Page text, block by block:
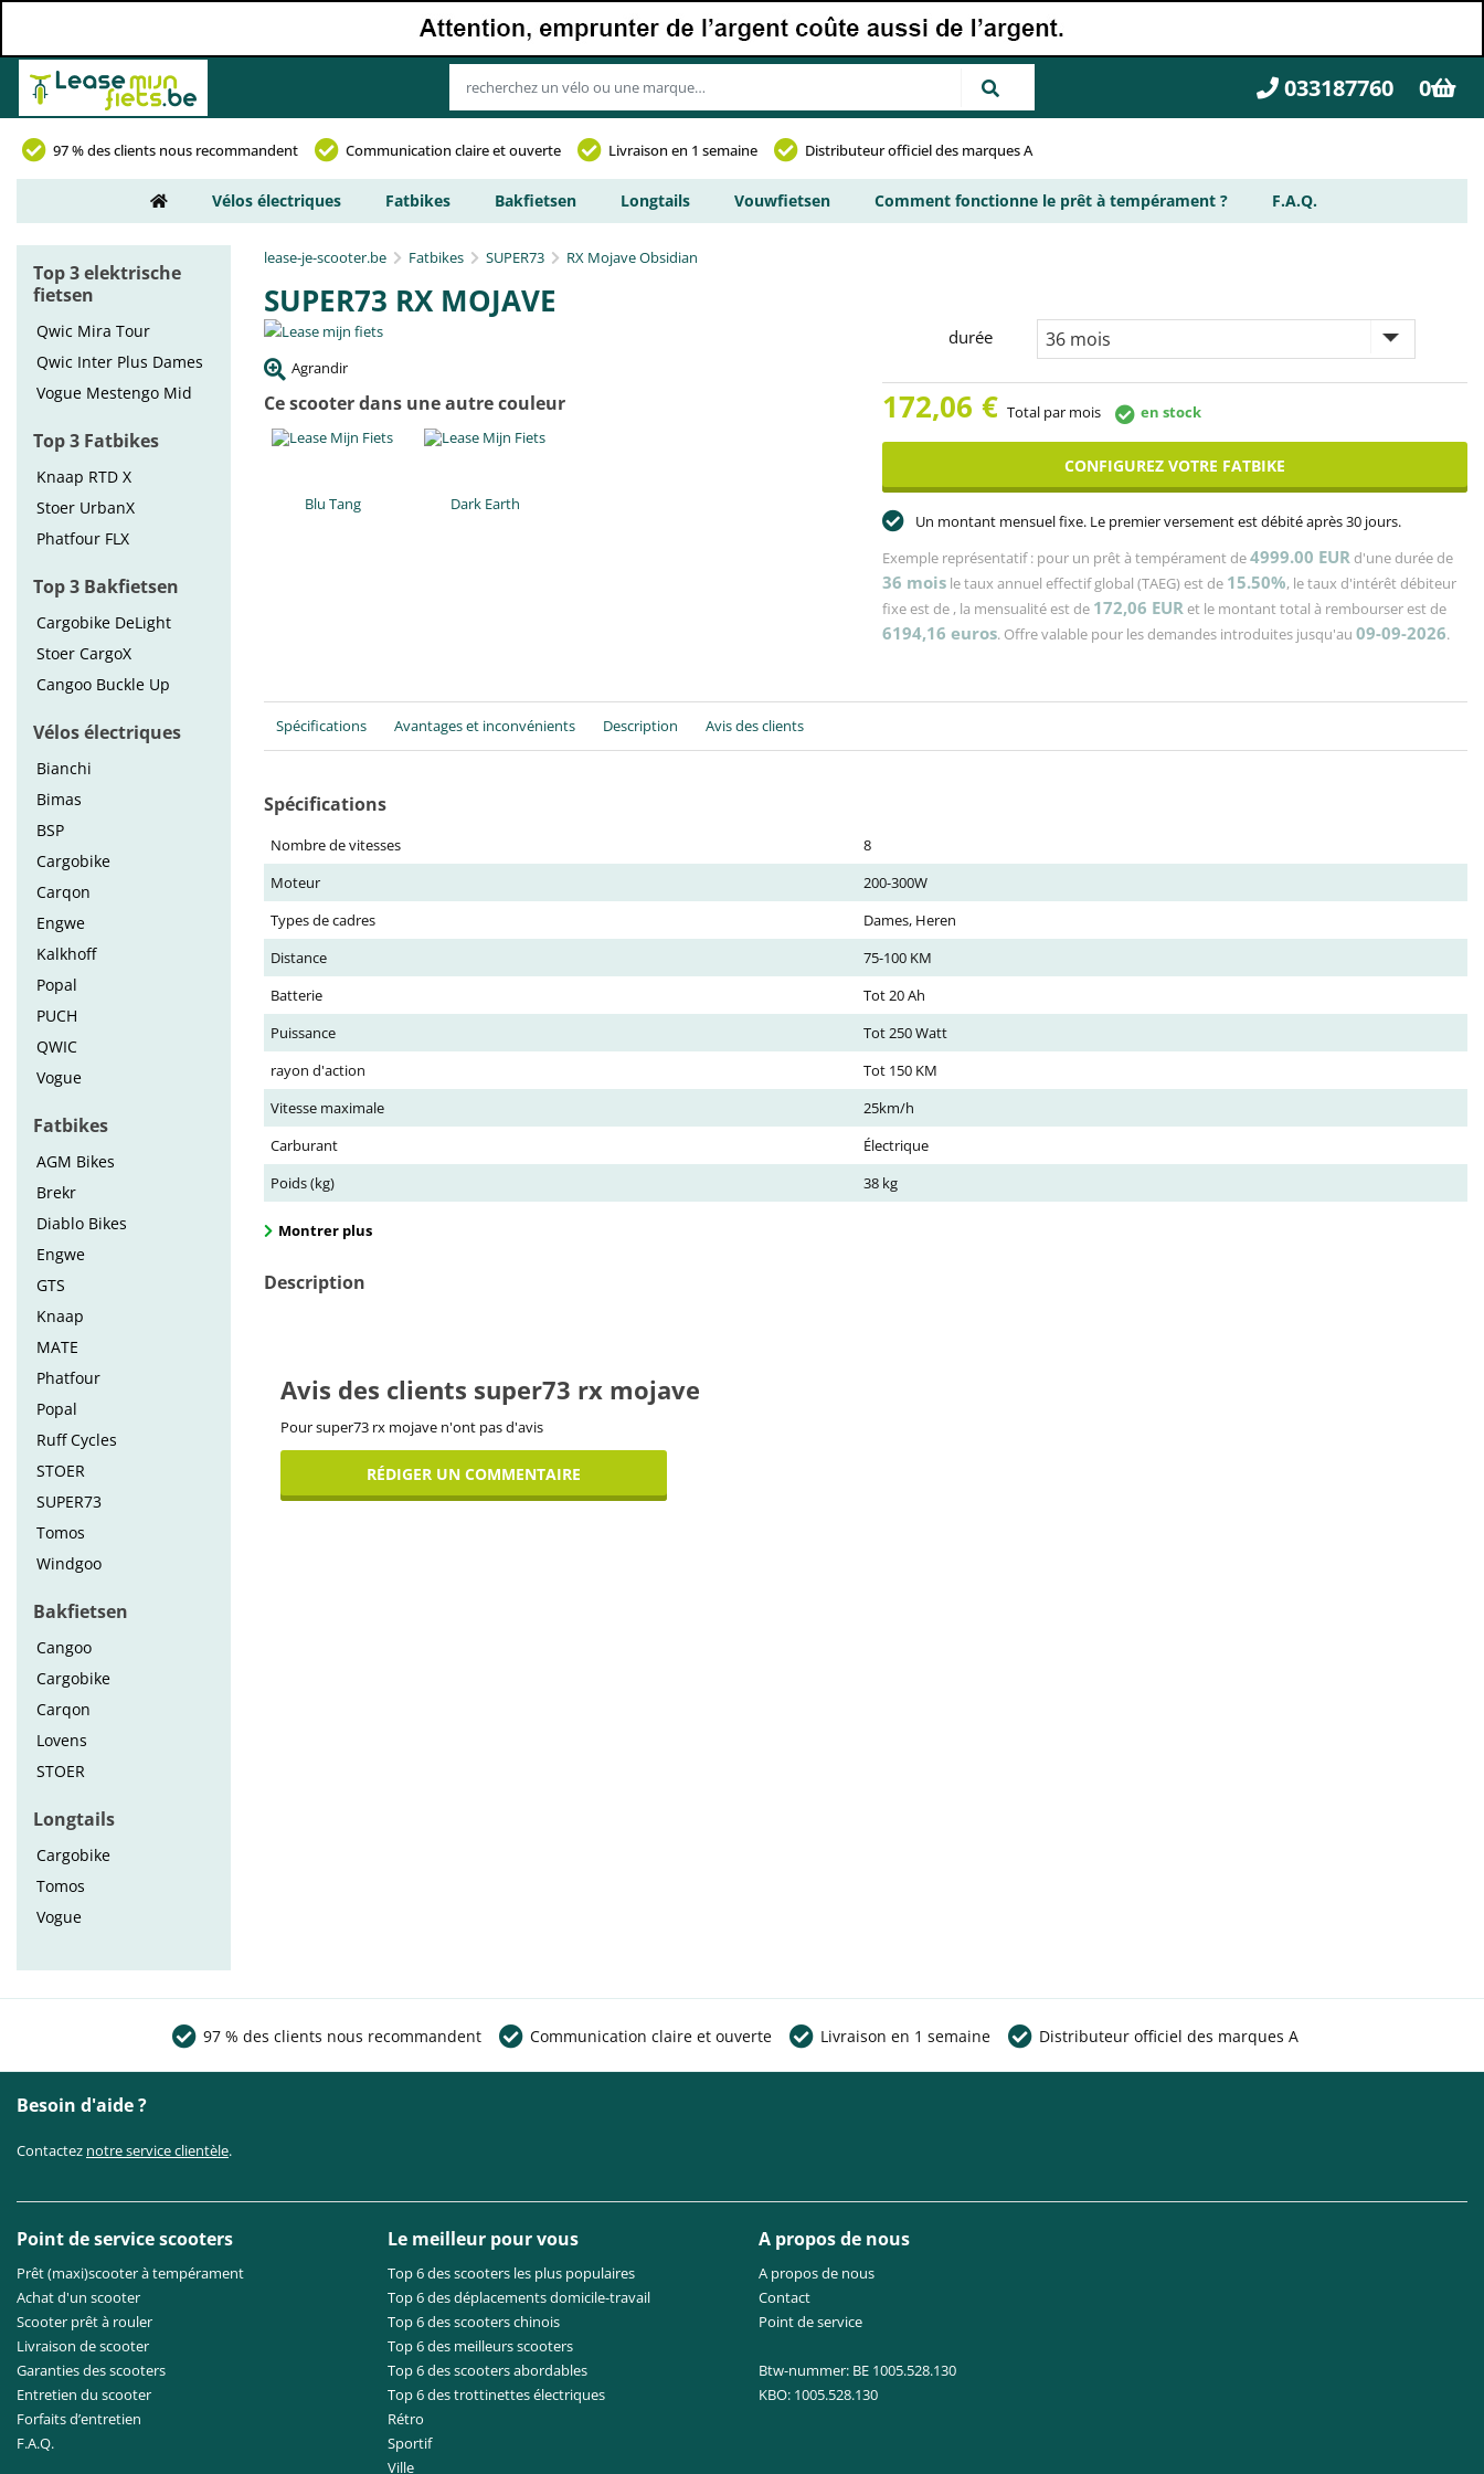
033187760 0
97 % des clients nous recommandent Communication claire et ouverte Livraison en 1 semaine Distributeur officiel des marques A
Vélos électriques Fatbikes Bakfietsen Longtails Vouwfietsen Comment fonctionne le prêt à tempérament ? F.A.Q.
Top 3 elektrische
fietsen
Qwic Mira Tour
Qwic Inter Plus Dames
Vogue Mestengo Mid
Top 3 Fatbikes
Knaap RTD X
Stoer UrbanX
Phatfour FLX
Top 3 Bakfietsen
Cargobike DeLight
Stoer CargoX
Cangoo Buckle Up
Vélos électriques
Bianchi
Bimas
BSP
Cargobike
Carqon
Engwe
Kalkhoff
Popal
PUCH
QWIC
Vogue
Fatbikes
AGM Bikes
Brekr
Diablo Bikes
Engwe
GTS
Knaap
MATE
Phatfour
Popal
Ruff Cycles
STOER
SUPER73
Tomos
Windgoo
Bakfietsen
Cangoo
Cargobike
Carqon
Lovens
STOER
Longtails
Cargobike
Tomos
Vogue
lease-je-scooter.be Fatbikes SUPER73 RX Mojave Obsidian
SUPER73 RX MOJAVE
Agrandir
Ce scooter dans une autre couleur
Blu Tang Dark Earth
durée
172,06 € Total par mois en stock
CONFIGUREZ VOTRE FATBIKE
Un montant mensuel fixe. Le premier versement est débité après 30 jours.
Exemple représentatif : pour un prêt à tempérament de4999.00 EURd'une durée de
36 mois le taux annuel effectif global (TAEG) est de 15.50%, le taux d'intérêt débiteur
fixe est de , la mensualité est de 172,06 EURet le montant total à rembourser est de
6194,16 euros. Offre valable pour les demandes introduites jusqu'au 09-09-2026.
Spécifications Avantages et inconvénients Description Avis des clients
Spécifications
Nombre de vitesses
8
Moteur
200-300W
Types de cadres
Dames, Heren
Distance
75-100 KM
Batterie
Tot 20 Ah
Puissance
Tot 250 Watt
rayon d'action
Tot 150 KM
Vitesse maximale
25km/h
Carburant
Électrique
Poids (kg)
38 kg
Montrer plus
Description
Avis des clients super73 rx mojave
Pour super73 rx mojave n'ont pas d'avis
RÉDIGER UN COMMENTAIRE
97 % des clients nous recommandent Communication claire et ouverte Livraison en 1 semaine Distributeur officiel des marques A
Besoin d'aide ?
Contactez notre service clientèle.
Point de service scooters
Prêt (maxi)scooter à tempérament
Achat d'un scooter
Scooter prêt à rouler
Livraison de scooter
Garanties des scooters
Entretien du scooter
Forfaits d’entretien
F.A.Q.
Le meilleur pour vous
Top 6 des scooters les plus populaires
Top 6 des déplacements domicile-travail
Top 6 des scooters chinois
Top 6 des meilleurs scooters
Top 6 des scooters abordables
Top 6 des trottinettes électriques
Rétro
Sportif
Ville
A propos de nous
A propos de nous
Contact
Point de service
Btw-nummer: BE 1005.528.130
KBO: 1005.528.130